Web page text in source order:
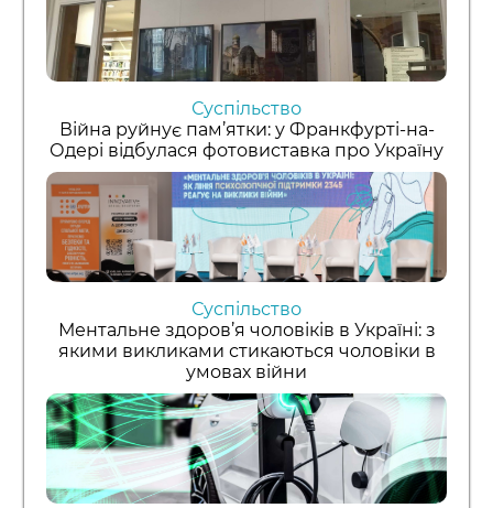
Суспільство
Війна руйнує пам’ятки: у Франкфурті-на-
Одері відбулася фотовиставка про Україну
Суспільство
Ментальне здоров’я чоловіків в Україні: з
якими викликами стикаються чоловіки в
умовах війни